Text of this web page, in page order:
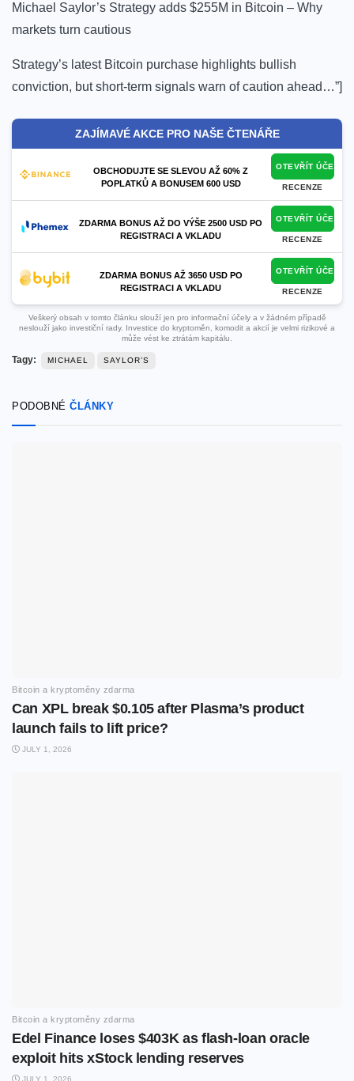
Michael Saylor’s Strategy adds $255M in Bitcoin – Why
markets turn cautious
Strategy’s latest Bitcoin purchase highlights bullish
conviction, but short‑term signals warn of caution ahead…”]
ZAJÍMAVÉ AKCE PRO NAŠE ČTENÁŘE
OBCHODUJTE SE SLEVOU AŽ 60% Z
POPLATKŮ A BONUSEM 600 USD
OTEVŘÍT ÚČET
RECENZE
ZDARMA BONUS AŽ DO VÝŠE 2500 USD PO
REGISTRACI A VKLADU
OTEVŘÍT ÚČET
RECENZE
ZDARMA BONUS AŽ 3650 USD PO
REGISTRACI A VKLADU
OTEVŘÍT ÚČET
RECENZE
Veškerý obsah v tomto článku slouží jen pro informační účely a v žádném případě
neslouží jako investiční rady. Investice do kryptoměn, komodit a akcií je velmi rizikové a
může vést ke ztrátám kapitálu.
Tagy: MICHAEL SAYLOR’S
PODOBNÉ ČLÁNKY
Bitcoin a kryptoměny zdarma
Can XPL break $0.105 after Plasma’s product
launch fails to lift price?
JULY 1, 2026
Bitcoin a kryptoměny zdarma
Edel Finance loses $403K as flash-loan oracle
exploit hits xStock lending reserves
JULY 1, 2026